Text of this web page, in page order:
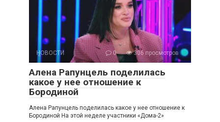
НОВОСТИ 0 306 просмотров
Алена Рапунцель поделилась
какое у нее отношение к
Бородиной
Алена Рапунцель поделилась какое у нее отношение к
Бородиной На этой неделе участники «Дома-2»